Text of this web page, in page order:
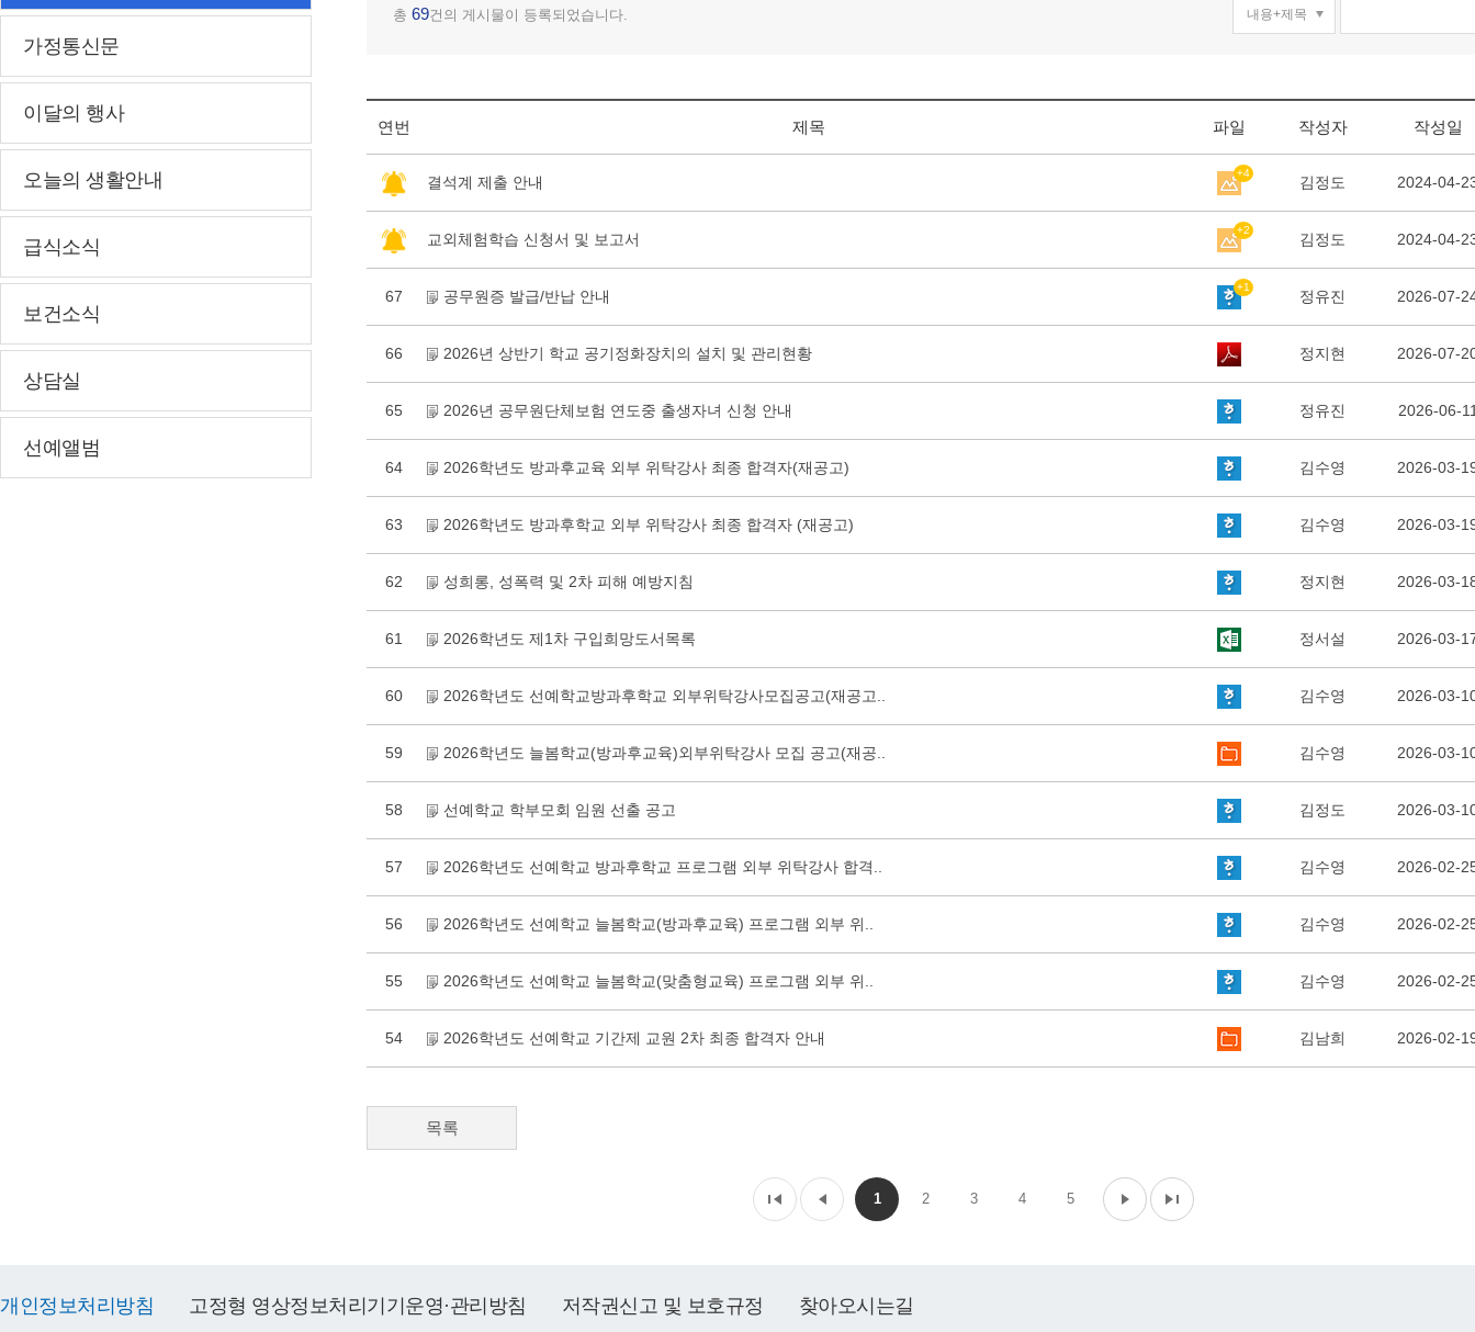
가정통신문
이달의 행사
오늘의 생활안내
급식소식
보건소식
상담실
선예앨범
총 69건의 게시물이 등록되었습니다.
연번 제목 파일 작성자 작성일
결석계 제출 안내
+4
김정도 2024-04-
교외체험학습 신청서 및 보고서
+2
김정도 2024-04-
67 공무원증 발급/반납 안내
+1
정유진 2026-07-
66 2026년 상반기 학교 공기정화장치의 설치 및 관리현황 정지현 2026-07-
65 2026년 공무원단체보험 연도중 출생자녀 신청 안내 정유진 2026-06-
64 2026학년도 방과후교육 외부 위탁강사 최종 합격자(재공고) 김수영 2026-03-
63 2026학년도 방과후학교 외부 위탁강사 최종 합격자 (재공고) 김수영 2026-03-
62 성희롱, 성폭력 및 2차 피해 예방지침 정지현 2026-03-
61 2026학년도 제1차 구입희망도서목록 정서설 2026-03-
60 2026학년도 선예학교방과후학교 외부위탁강사모집공고(재공고.. 김수영 2026-03-
59 2026학년도 늘봄학교(방과후교육)외부위탁강사 모집 공고(재공.. 김수영 2026-03-
58 선예학교 학부모회 임원 선출 공고 김정도 2026-03-
57 2026학년도 선예학교 방과후학교 프로그램 외부 위탁강사 합격.. 김수영 2026-02-
56 2026학년도 선예학교 늘봄학교(방과후교육) 프로그램 외부 위.. 김수영 2026-02-
55 2026학년도 선예학교 늘봄학교(맞춤형교육) 프로그램 외부 위.. 김수영 2026-02-
54 2026학년도 선예학교 기간제 교원 2차 최종 합격자 안내 김남희 2026-02-
목록
1 2 3 4 5
개인정보처리방침 고정형 영상정보처리기기운영·관리방침 저작권신고 및 보호규정 찾아오시는길